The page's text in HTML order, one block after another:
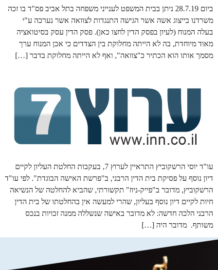
ביום 28.7.19 ניתן בבית המשפט לענייני משפחה בתל אביב פס"ד בו זכה
משרדנו בייצוג אשה אשר הגישה התנגדות לצוואה אשר נערכה ע"י
בעלה המנוח (לעיון בפסק הדין לחצו כאן). פסק הדין עסק בסיטואציה
מאוד מיוחדת, בה לא הייתה מחלוקת בין הצדדים כי אכן המנוח ערך
מסמך אותו הוא הכתיר כ"צוואה", ואף לא הייתה מחלוקת בדבר […]
עו"ד יוסי הרשקוביץ התראיין לערוץ 7, בעקבות החלטת העליון לקיים
דיון נוסף על פסיקת בית הדין הרבני, ב"פרשת האישה הבוגדת". לפי עו"ד
הרשקוביץ, מדובר ב"פייק-ניוז" תקשורתי, שהביא להחלטה של הנשיאה
חיות לקיים דיון נוסף בעליון, שהרי למעשה אין בהחלטתו של בית הדין
הרבני הלכה חדשה: לא מדובר באישה שנשללה ממנה זכויות בנכס
משותף. מדובר היה […]